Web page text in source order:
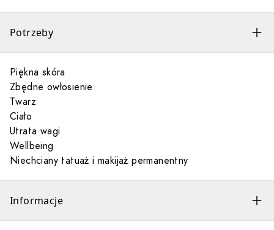
Potrzeby
Piękna skóra
Zbędne owłosienie
Twarz
Ciało
Utrata wagi
Wellbeing
Niechciany tatuaż i makijaż permanentny
Informacje